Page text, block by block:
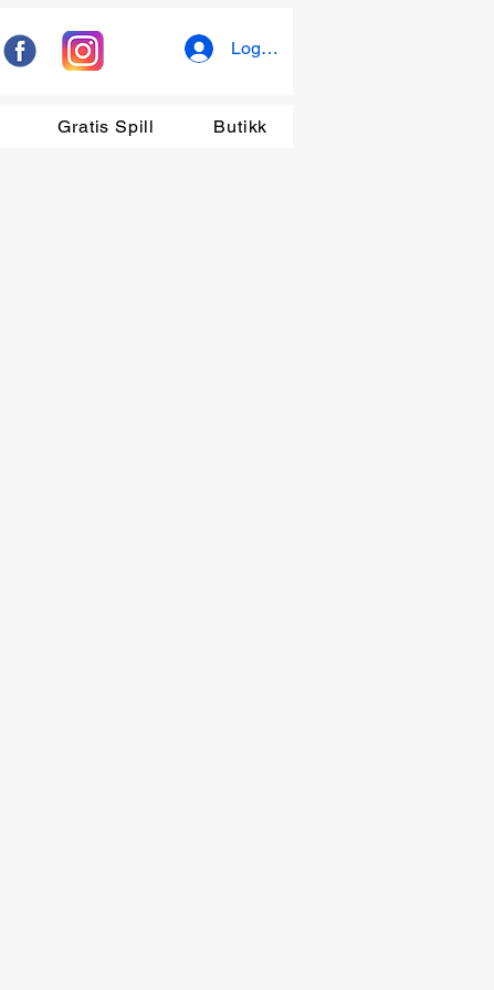
Logg inn
Gratis Spill Butikk